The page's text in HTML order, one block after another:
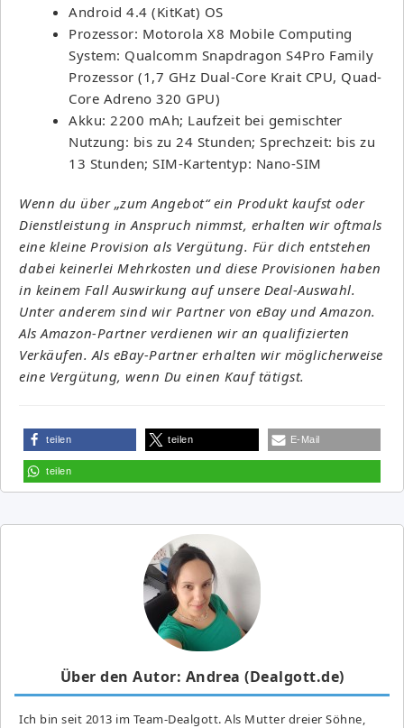
Android 4.4 (KitKat) OS
Prozessor: Motorola X8 Mobile Computing
System: Qualcomm Snapdragon S4Pro Family
Prozessor (1,7 GHz Dual-Core Krait CPU, Quad-
Core Adreno 320 GPU)
Akku: 2200 mAh; Laufzeit bei gemischter
Nutzung: bis zu 24 Stunden; Sprechzeit: bis zu
13 Stunden; SIM-Kartentyp: Nano-SIM
Wenn du über „zum Angebot“ ein Produkt kaufst oder
Dienstleistung in Anspruch nimmst, erhalten wir oftmals
eine kleine Provision als Vergütung. Für dich entstehen
dabei keinerlei Mehrkosten und diese Provisionen haben
in keinem Fall Auswirkung auf unsere Deal-Auswahl.
Unter anderem sind wir Partner von eBay und Amazon.
Als Amazon-Partner verdienen wir an qualifizierten
Verkäufen. Als eBay-Partner erhalten wir möglicherweise
eine Vergütung, wenn Du einen Kauf tätigst.
teilen teilen E-Mail
teilen
Über den Autor: Andrea (Dealgott.de)
Ich bin seit 2013 im Team-Dealgott. Als Mutter dreier Söhne,